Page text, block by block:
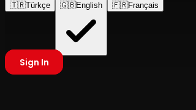
🇹🇷Türkçe 🇬🇧English 🇫🇷Français
Sign In